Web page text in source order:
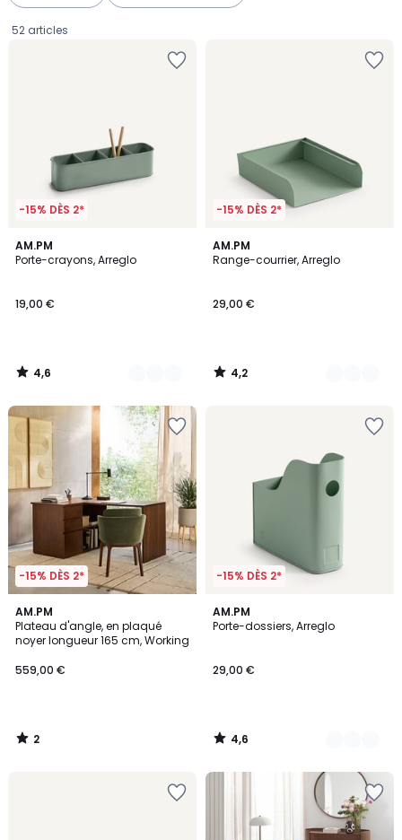
52 articles
-15% DÈS 2*
AM.PM
Porte-crayons, Arreglo
€.
19,00 €
4,6
/ 5
5
Couleurs
4,6
/
-15% DÈS 2*
AM.PM
Range-courrier, Arreglo
29,00 €
4,2
/ 5
4
Couleurs
4,2
/
-15% DÈS 2*
AM.PM
Plateau d'angle, en plaqué
noyer longueur 165 cm, Working
559,00 €
2
/
5
2
/
-15% DÈS 2*
AM.PM
Porte-dossiers, Arreglo
29,00 €
4,6
/ 5
4
Couleurs
4,6
/